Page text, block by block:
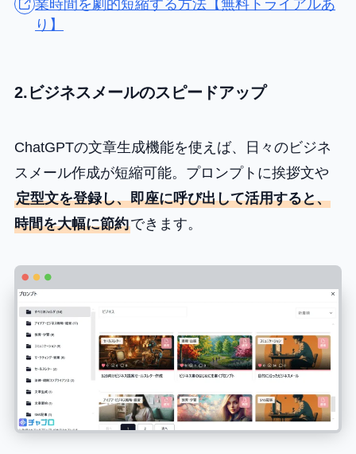
業時間を劇的短縮する方法【無料トライアルあ
り】
2.ビジネスメールのスピードアップ
ChatGPTの文章生成機能を使えば、日々のビジネ
スメール作成が短縮可能。プロンプトに挨拶文や
定型文を登録し、即座に呼び出して活用すると、
時間を大幅に節約できます。